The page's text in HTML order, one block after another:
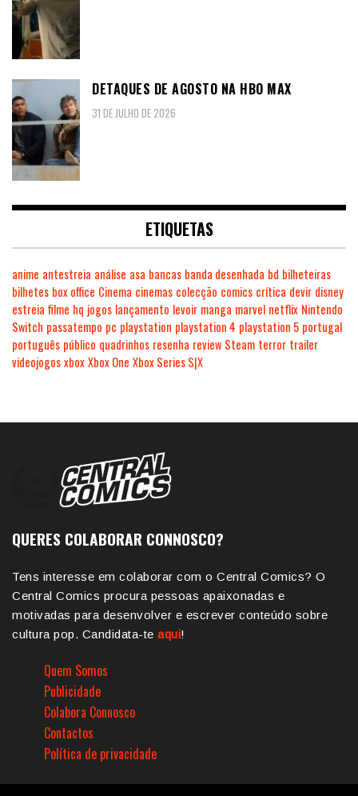
DETAQUES DE AGOSTO NA HBO MAX
31 DE JULHO DE 2026
ETIQUETAS
anime antestreia análise asa bancas banda desenhada bd bilheteiras
bilhetes box office Cinema cinemas colecção comics crítica devir disney
estreia filme hq jogos lançamento levoir manga marvel netflix Nintendo
Switch passatempo pc playstation playstation 4 playstation 5 portugal
português público quadrinhos resenha review Steam terror trailer
videojogosxboxXbox One Xbox Series S|X
QUERES COLABORAR CONNOSCO?
Tens interesse em colaborar com o Central Comics? O
Central Comics procura pessoas apaixonadas e
motivadas para desenvolver e escrever conteúdo sobre
cultura pop. Candidata-te aqui!
Quem Somos
Publicidade
Colabora Connosco
Contactos
Política de privacidade